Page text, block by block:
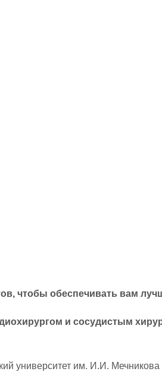
чтобы обеспечивать вам
и сосудистым
университет им. И.И. Мечникова